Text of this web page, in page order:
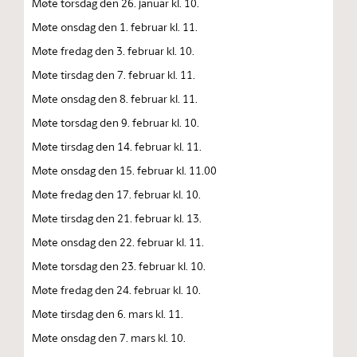
Møte onsdag den 1. februar kl. 11.
Møte fredag den 3. februar kl. 10.
Møte tirsdag den 7. februar kl. 11.
Møte onsdag den 8. februar kl. 11.
Møte torsdag den 9. februar kl. 10.
Møte tirsdag den 14. februar kl. 11.
Møte onsdag den 15. februar kl. 11.00
Møte fredag den 17. februar kl. 10.
Møte tirsdag den 21. februar kl. 13.
Møte onsdag den 22. februar kl. 11.
Møte torsdag den 23. februar kl. 10.
Møte fredag den 24. februar kl. 10.
Møte tirsdag den 6. mars kl. 11.
Møte onsdag den 7. mars kl. 10.